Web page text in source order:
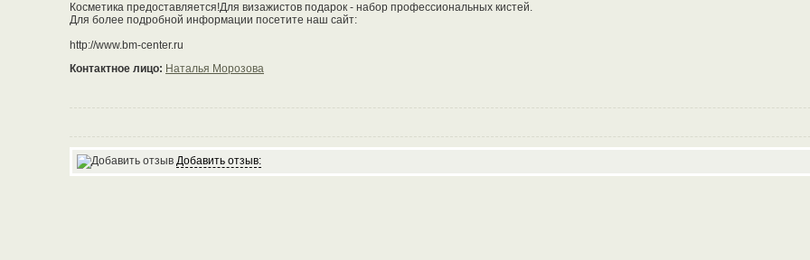
Косметика предоставляется!Для визажистов подарок - набор профессиональных кистей.
Для более подробной информации посетите наш сайт:
http://www.bm-center.ru
Контактное лицо: Наталья Морозова
Добавить отзыв: